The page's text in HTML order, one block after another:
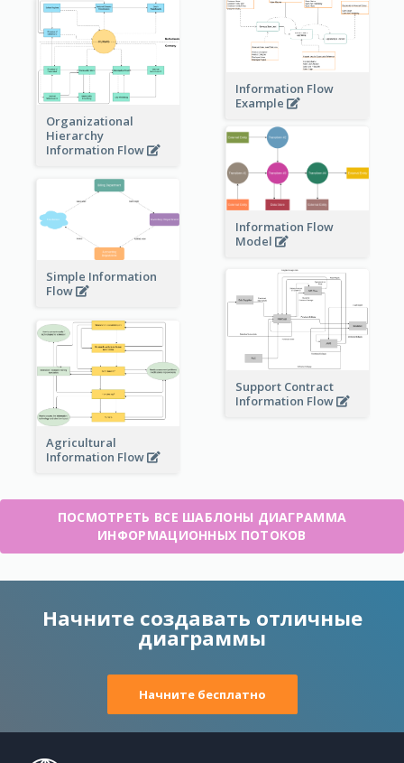
Information Flow
Example
Organizational
Hierarchy
Information Flow
Information Flow
Model
Simple Information
Flow
Support Contract
Information Flow
Agricultural
Information Flow
ПОСМОТРЕТЬ ВСЕ ШАБЛОНЫ ДИАГРАММА
ИНФОРМАЦИОННЫХ ПОТОКОВ
Начните создавать отличные
диаграммы
Начните бесплатно